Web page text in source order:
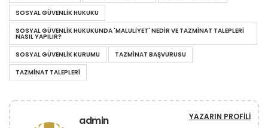
SOSYAL GÜVENLIK HUKUKU
SOSYAL GÜVENLIK HUKUKUNDA 'MALULIYET' NEDIR VE TAZMINAT TALEPLERI
NASIL YAPILIR?
SOSYAL GÜVENLIK KURUMU
TAZMINAT BAŞVURUSU
TAZMINAT TALEPLERI
admin YAZARIN PROFILI